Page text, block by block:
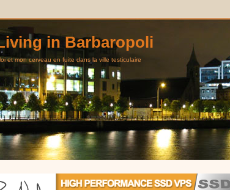
in Barbaropoli
et mon cerveau en fuite dans la ville testiculaire